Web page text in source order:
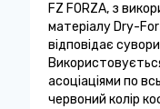
FZ FORZA, з
матеріалу Dry-
відповідає
асоціаціями по
червоний колір